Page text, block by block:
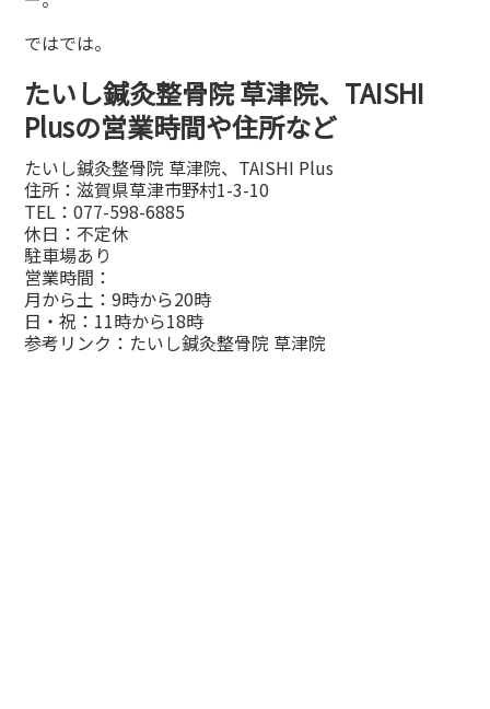
ではでは。
たいし鍼灸整骨院 草津院、TAISHI
Plusの営業時間や住所など
たいし鍼灸整骨院 草津院、TAISHI Plus
住所：滋賀県草津市野村1-3-10
TEL：077-598-6885
休日：不定休
駐車場あり
営業時間：
月から土：9時から20時
日・祝：11時から18時
参考リンク： たいし鍼灸整骨院 草津院